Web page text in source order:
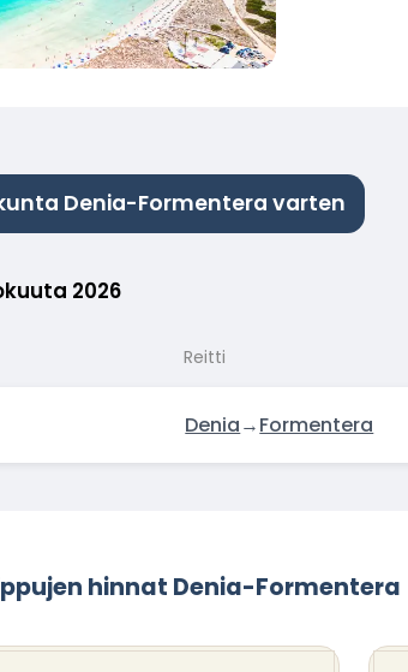
Denia-Formentera varten
2026
Reitti
Denia→Formentera
hinnat Denia-Formentera